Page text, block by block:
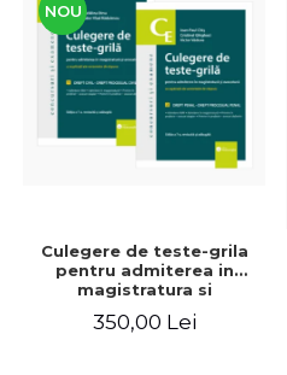
NOU
Culegere de teste-grila
pentru admiterea in
magistratura si
revizuita si adaugita -
350,00 Lei